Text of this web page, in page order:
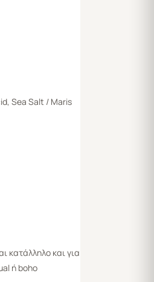
Sea Salt / Maris
κατάλληλο και για
ή boho